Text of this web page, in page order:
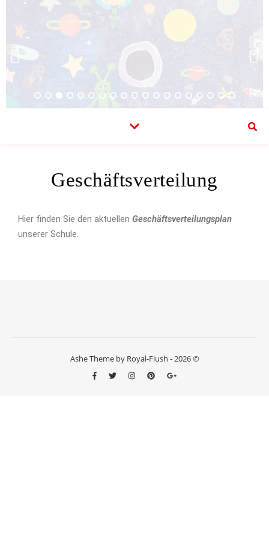
Geschäftsverteilung
Hier finden Sie den aktuellen Geschäftsverteilungsplan
unserer Schule.
Ashe Theme by Royal-Flush - 2026 ©